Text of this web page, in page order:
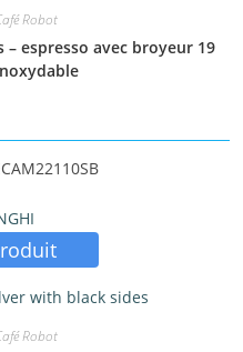
Robot
espresso avec broyeur 19
Robot